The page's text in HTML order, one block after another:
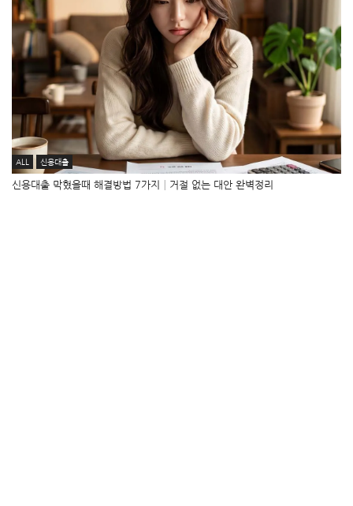
ALL 신용대출
신용대출 막혔을때 해결방법 7가지│거절 없는 대안 완벽정리